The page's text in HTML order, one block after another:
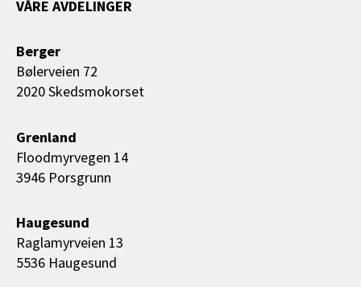
VÅRE AVDELINGER
Berger
Bølerveien 72
2020 Skedsmokorset
Grenland
Floodmyrvegen 14
3946 Porsgrunn
Haugesund
Raglamyrveien 13
5536 Haugesund